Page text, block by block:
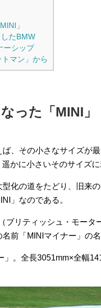
」
たBMW
ーシップ
マン」から
った「MINI」
、その小さなサイズが
かに小さいそのサイズ
化の道をたどり、旧来
」なのである。
ブリティッシュ・モータ
名前「MINIマイナー」の
。全長3051mm×全幅